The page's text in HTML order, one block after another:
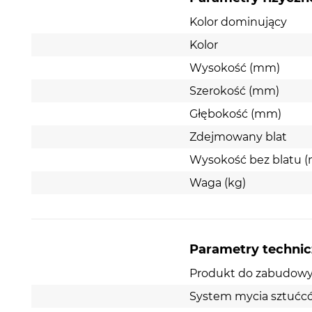
Kolor dominujący
Kolor
Wysokość (mm)
Szerokość (mm)
Głębokość (mm)
Zdejmowany blat
Wysokość bez blatu
Waga (kg)
Parametry
Produkt do
System mycia